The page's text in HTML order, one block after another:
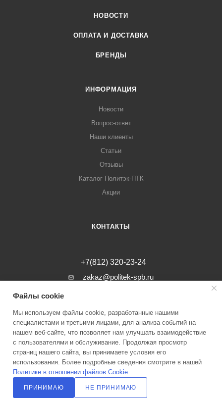
НОВОСТИ
ОПЛАТА И ДОСТАВКА
БРЕНДЫ
ИНФОРМАЦИЯ
Новости
Вопрос-ответ
Наши клиенты
Статьи
Отзывы
Каталог Политэк-ПТК
Акции
КОНТАКТЫ
+7(812) 320-23-24
zakaz@politek-spb.ru
г. Санкт-Петербург, Минеральная ул, д.
2026 © Инженерные системы Политэк СПБ Все права защищены
Файлы cookie
Мы используем файлы cookie, разработанные нашими
специалистами и третьими лицами, для анализа событий на
нашем веб-сайте, что позволяет нам улучшать взаимодействие
с пользователями и обслуживание. Продолжая просмотр
страниц нашего сайта, вы принимаете условия его
использования. Более подробные сведения смотрите в нашей
Политике в отношении файлов Cookie.
ПРИНИМАЮ НЕ ПРИНИМАЮ